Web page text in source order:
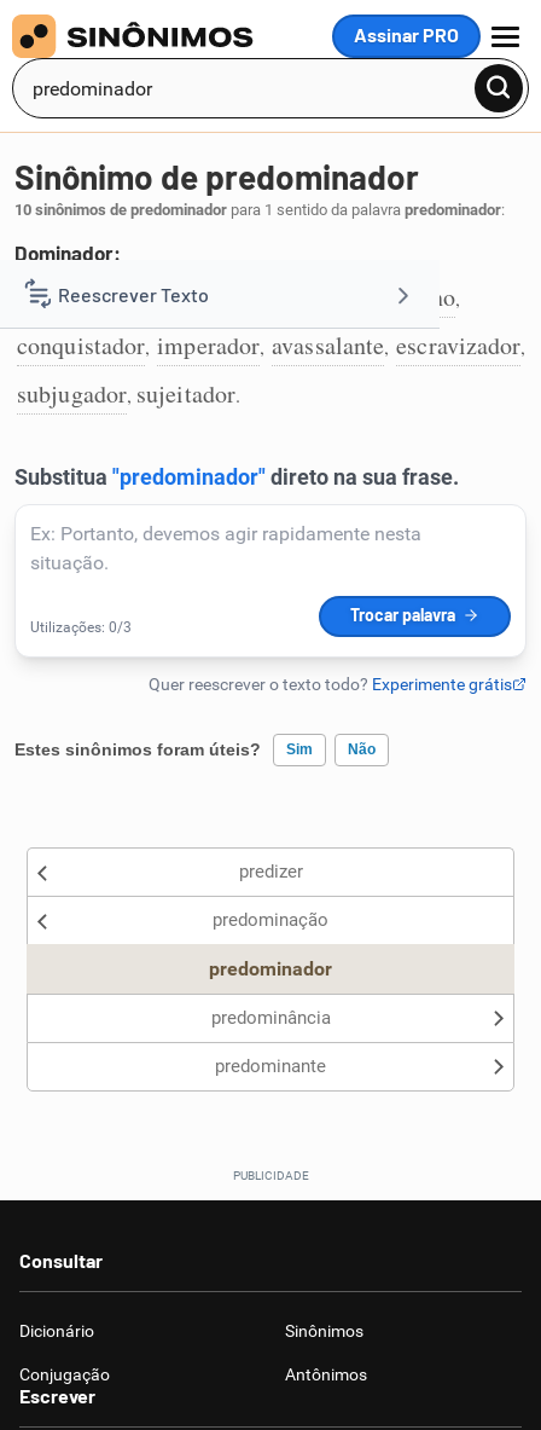
Assinar PRO
MENU
Reescrever Texto
Resumir Texto
Detector de IA
Humanizador de IA
Sinônimos
Sinônimo de predominador
10 sinônimos de predominador para 1 sentido da palavra predominador:
Dominador:
1 avassalador,dominador tirano,
conquistador, imperador, avassalante, escravizador,
subjugador, sujeitador.
Estes sinônimos foram úteis? Sim Não
Nenhum dos sinônimos apresentados me ajudou
predizer
predominação
predominador
predominância
predominante
Consultar
Dicionário Sinônimos
Conjugação Antônimos
Escrever